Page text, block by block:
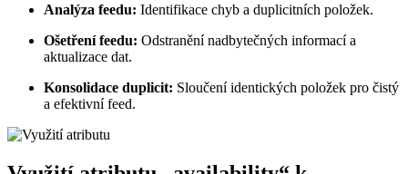
Analýza feedu: Identifikace chyb a duplicitních položek.
Ošetření feedu: Odstranění nadbytečných informací a
aktualizace dat.
Konsolidace duplicit: Sloučení identických položek pro čistý
a efektivní feed.